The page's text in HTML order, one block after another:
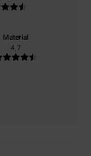
Material
4.7